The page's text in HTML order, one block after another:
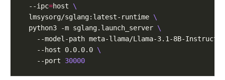
  --ipc
=host
  lmsysorg/sglang:latest-runtime
  python3 -m sglang.launch_server
    --model-path meta-llama/Llama-3.1-8B-Instruct
    --host 0.0.0.0
    --port
30000